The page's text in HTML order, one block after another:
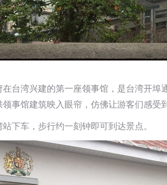
台湾兴建的第一座领事馆，是台湾开
事馆建筑映入眼帘，仿佛让游客们感受
下车，步行约一刻钟即可到达景点。